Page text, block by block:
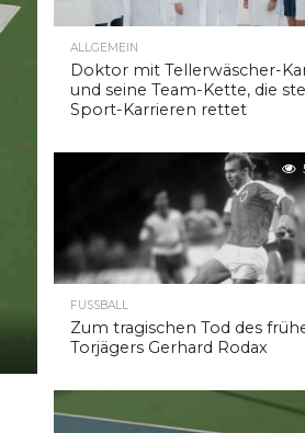
ALLGEMEIN
Doktor mit Tellerwäscher-
und seine Team-Kette, die
Sport-Karrieren rettet
FUSSBALL
Zum tragischen Tod des
Torjägers Gerhard Rodax